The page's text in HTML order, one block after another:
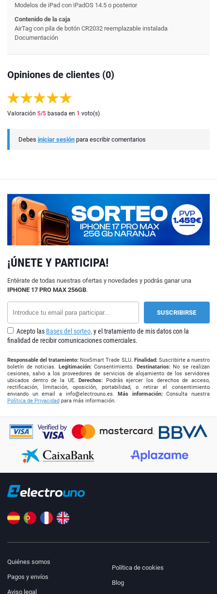
Modelos de iPad con iPadOS 14.5 o posterior
Contenido de la caja
AirTag con pila de botón CR2032 reemplazable instalada
Documentación
Opiniones de clientes (0)
Valoración 5/5 basada en 1 voto(s)
Debes iniciar sesión para escribir comentarios
¡ÚNETE Y PARTICIPA!
Entérate de todas nuestras ofertas y novedades y podrás ganar una
IPHONE 17 PRO MAX 256GB.
Acepto las Bases del sorteo, y el tratamiento de mis datos con la
finalidad de recibir comunicaciones comerciales.
Responsable del tratamiento: NoxSmart Trade SLU. Finalidad:Suscribirte a nuestro
boletín de noticias. Legitimación:Consentimiento. Destinatarios:No se realizan
cesiones, salvo a los proveedores de servicios de alojamiento de los servidores
ubicados dentro de la UE.Derechos: Podrás ejercer los derechos de acceso,
rectificación, limitación, oposición, portabilidad, o retirar el consentimiento
enviando un email a info@electrouno.es.Más información:Consulta nuestra
Política de Privacidad para más información.
Quiénes somos
Pagos y envíos
Aviso legal
Política de cookies
Blog